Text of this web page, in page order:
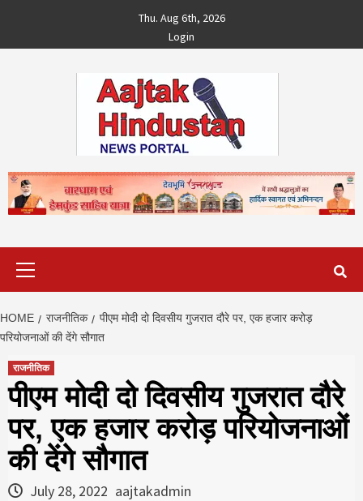
content
Thu. Aug 6th, 2026
Login
HOME राजनीतिक
पीएम मोदी दो दिवसीय गुजरात दौरे पर, एक हजार करोड़
परियोजनाओं की देंगे सौगात
राजनीतिक
पीएम मोदी दो दिवसीय गुजरात दौरे
पर, एक हजार करोड़ परियोजनाओं
की देंगे सौगात
July 28, 2022 aajtakadmin